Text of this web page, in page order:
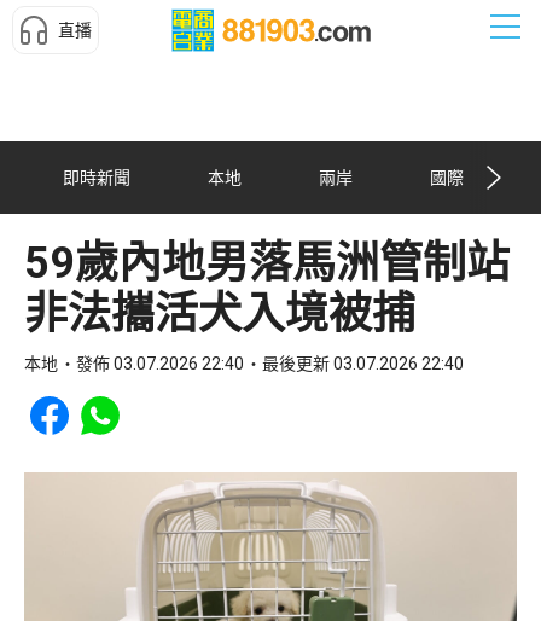
直播
即時新聞 本地 兩岸 國際
59歲內地男落馬洲管制站
非法攜活犬入境被捕
本地 發佈 03.07.2026 22:40 最後更新 03.07.2026 22:40
Share to Facebook
Share to WhatsApp